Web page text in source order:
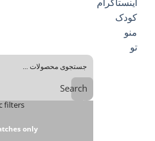
Generic filters
Exact matches only